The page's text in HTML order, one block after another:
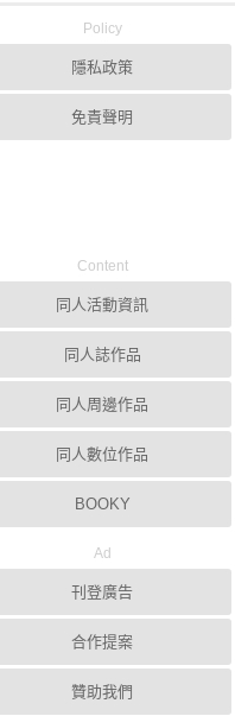
Policy
隱私政策
免責聲明
Content
同人活動資訊
同人誌作品
同人周邊作品
同人數位作品
BOOKY
Ad
刊登廣告
合作提案
贊助我們